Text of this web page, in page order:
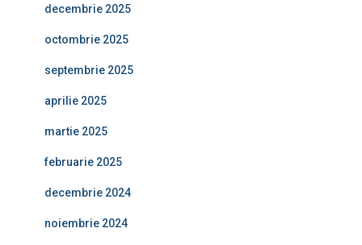
decembrie 2025
octombrie 2025
septembrie 2025
aprilie 2025
martie 2025
februarie 2025
decembrie 2024
noiembrie 2024